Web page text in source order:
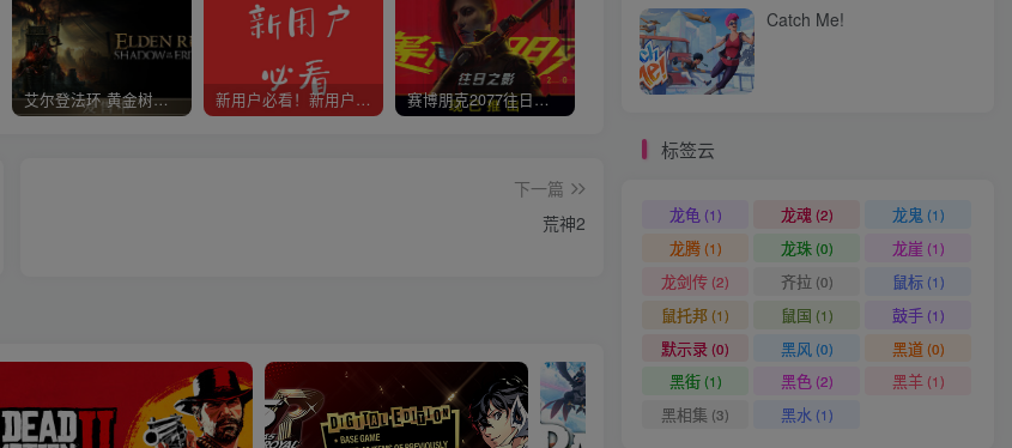
艾尔登法环 黄金树幽影 新用户必看！新用户必看！新用户必看！！！ 赛博朋克2077往日之影 使命召唤/COD 不要问，问就回答没有
下一篇
荒神2
Catch Me!
标签云
龙龟 (1) 龙魂 (2) 龙鬼 (1)
龙腾(1) 龙珠(0) 龙崖 (1)
龙剑传 (2) 齐拉 (0) 鼠标(1)
鼠托邦(1) 鼠国 (1) 鼓手(1)
默示录(0) 黑风 (0) 黑道(0)
黑街(1) 黑色(2) 黑羊(1)
黑相集 (3) 黑水(1)